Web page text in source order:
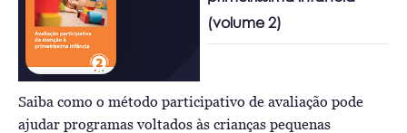
(volume 2)
Saiba como o método participativo de avaliação pode
ajudar programas voltados às crianças pequenas